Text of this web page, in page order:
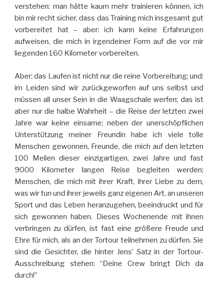
verstehen: man hätte kaum mehr trainieren können, ich
bin mir recht sicher, dass das Training mich insgesamt gut
vorbereitet hat – aber: ich kann keine Erfahrungen
aufweisen, die mich in irgendeiner Form auf die vor mir
liegenden 160 Kilometer vorbereiten.
Aber: das Laufen ist nicht nur die reine Vorbereitung; und:
im Leiden sind wir zurückgeworfen auf uns selbst und
müssen all unser Sein in die Waagschale werfen; das ist
aber nur die halbe Wahrheit – die Reise der letzten zwei
Jahre war keine einsame; neben der unerschöpflichen
Unterstützung meiner Freundin habe ich viele tolle
Menschen gewonnen, Freunde, die mich auf den letzten
100 Meilen dieser einzigartigen, zwei Jahre und fast
9000 Kilometer langen Reise begleiten werden;
Menschen, die mich mit ihrer Kraft, ihrer Liebe zu dem,
was wir tun und ihrer jeweils ganz eigenen Art, an unseren
Sport und das Leben heranzugehen, beeindruckt und für
sich gewonnen haben. Dieses Wochenende mit ihnen
verbringen zu dürfen, ist fast eine größere Freude und
Ehre für mich, als an der Tortour teilnehmen zu dürfen. Sie
sind die Gesichter, die hinter Jens’ Satz in der Tortour-
Ausschreibung stehen: “Deine Crew bringt Dich da
durch!”